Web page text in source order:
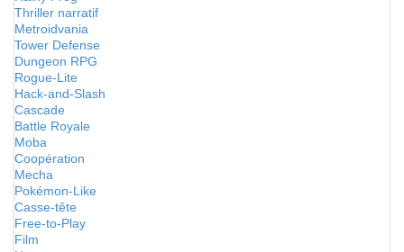
Thriller narratif
Metroidvania
Tower Defense
Dungeon RPG
Rogue-Lite
Hack-and-Slash
Cascade
Battle Royale
Moba
Coopération
Mecha
Pokémon-Like
Casse-tête
Free-to-Play
Film